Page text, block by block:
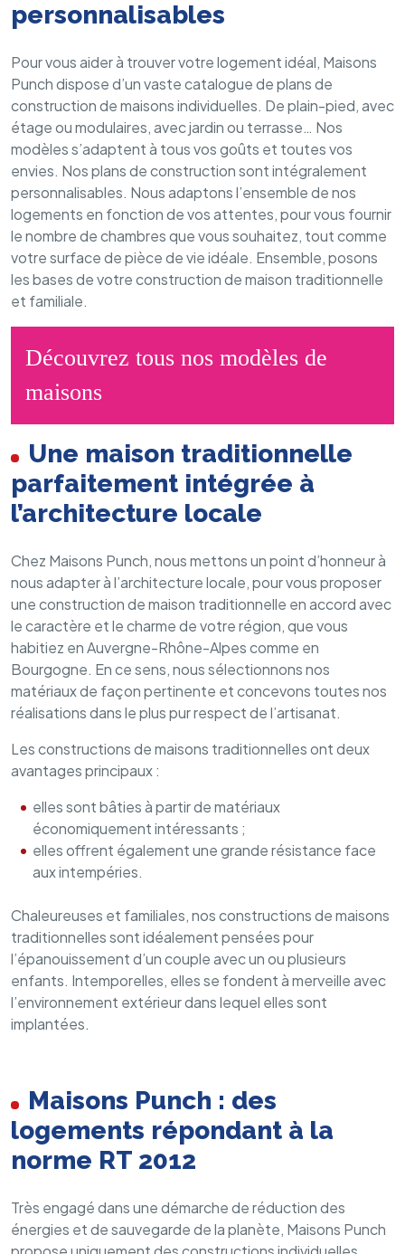
personnalisables
Pour vous aider à trouver votre logement idéal, Maisons
Punch dispose d’un vaste catalogue de plans de
construction de maisons individuelles. De plain-pied, avec
étage ou modulaires, avec jardin ou terrasse… Nos
modèles s’adaptent à tous vos goûts et toutes vos
envies. Nos plans de construction sont intégralement
personnalisables. Nous adaptons l’ensemble de nos
logements en fonction de vos attentes, pour vous fournir
le nombre de chambres que vous souhaitez, tout comme
votre surface de pièce de vie idéale. Ensemble, posons
les bases de votre construction de maison traditionnelle
et familiale.
Découvrez tous nos modèles de
maisons
Une maison traditionnelle
parfaitement intégrée à
l’architecture locale
Chez Maisons Punch, nous mettons un point d’honneur à
nous adapter à l’architecture locale, pour vous proposer
une construction de maison traditionnelle en accord avec
le caractère et le charme de votre région, que vous
habitiez en Auvergne-Rhône-Alpes comme en
Bourgogne. En ce sens, nous sélectionnons nos
matériaux de façon pertinente et concevons toutes nos
réalisations dans le plus pur respect de l’artisanat.
Les constructions de maisons traditionnelles ont deux
avantages principaux :
elles sont bâties à partir de matériaux
économiquement intéressants ;
elles offrent également une grande résistance face
aux intempéries.
Chaleureuses et familiales, nos constructions de maisons
traditionnelles sont idéalement pensées pour
l’épanouissement d’un couple avec un ou plusieurs
enfants. Intemporelles, elles se fondent à merveille avec
l’environnement extérieur dans lequel elles sont
implantées.
Maisons Punch : des
logements répondant à la
norme RT 2012
Très engagé dans une démarche de réduction des
énergies et de sauvegarde de la planète, Maisons Punch